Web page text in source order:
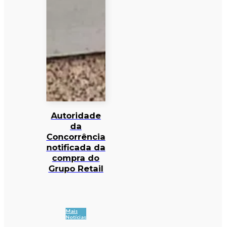
Autoridade
da
Concorrência
notificada da
compra do
Grupo Retail
Mais
Notícias